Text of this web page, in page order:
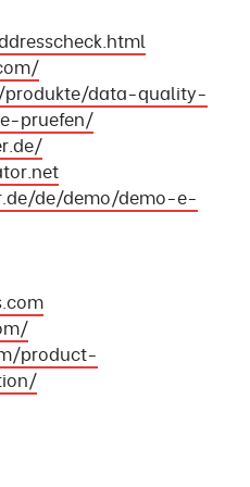
data-quality-
pruefen/
de/demo/demo-e-
product-